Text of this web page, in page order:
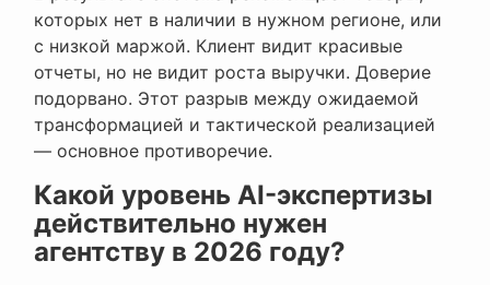
которых нет в наличии в нужном регионе, или
с низкой маржой. Клиент видит красивые
отчеты, но не видит роста выручки. Доверие
подорвано. Этот разрыв между ожидаемой
трансформацией и тактической реализацией
— основное противоречие.
Какой уровень AI-экспертизы
действительно нужен
агентству в 2026 году?